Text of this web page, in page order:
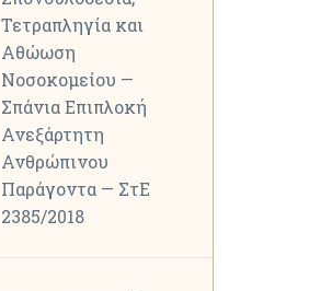
Τετραπληγία και
Αθώωση
Νοσοκομείου —
Σπάνια Επιπλοκή
Ανεξάρτητη
Ανθρώπινου
Παράγοντα — ΣτΕ
2385/2018